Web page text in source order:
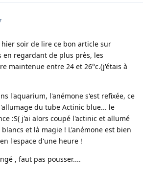
soir de lire ce bon article sur
en regardant de plus près, les
maintenue entre 24 et 26°c.(j'étais à
l'aquarium, l'anémone s'est refixée, ce
du tube Actinic blue... le
:S( j'ai alors coupé l'actinic et allumé
et là magie ! L'anémone est bien
l'espace d'une heure !
, faut pas pousser....